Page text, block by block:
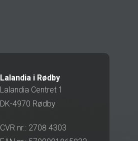
Lalandia i Rødby
Lalandia Centret 1
DK-4970 Rødby
CVR nr.: 2708 4303